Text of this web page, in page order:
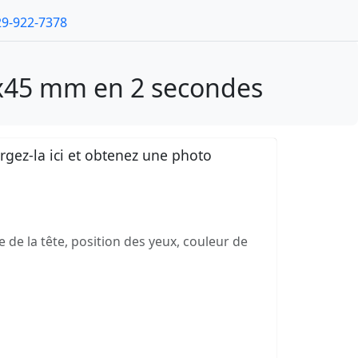
922-7378
mm en 2 secondes
la ici et obtenez une photo
la tête, position des yeux, couleur de